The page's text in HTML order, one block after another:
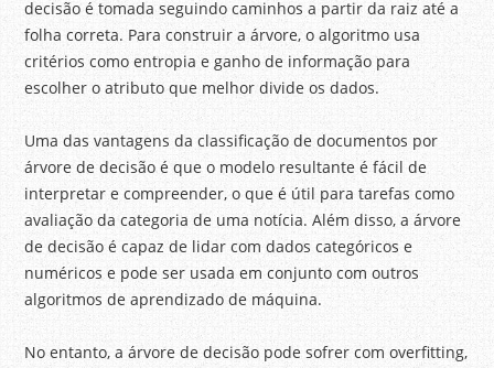
decisão é tomada seguindo caminhos a partir da raiz até a
folha correta. Para construir a árvore, o algoritmo usa
critérios como entropia e ganho de informação para
escolher o atributo que melhor divide os dados.
Uma das vantagens da classificação de documentos por
árvore de decisão é que o modelo resultante é fácil de
interpretar e compreender, o que é útil para tarefas como
avaliação da categoria de uma notícia. Além disso, a árvore
de decisão é capaz de lidar com dados categóricos e
numéricos e pode ser usada em conjunto com outros
algoritmos de aprendizado de máquina.
No entanto, a árvore de decisão pode sofrer com overfitting,